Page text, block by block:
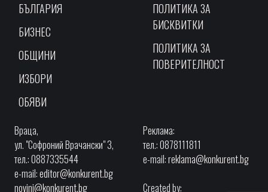
БЪЛГАРИЯ
БИЗНЕС
ОБЩИНИ
ИЗБОРИ
ОБЯВИ
ПОЛИТИКА ЗА
БИСКВИТКИ
ПОЛИТИКА ЗА
ПОВЕРИТЕЛНОСТ
Враца,
ул. "Софроний Врачански" 3,
тел.: 0887335544
e-mail:editor@konkurent.bg
novini@konkurent.bg
Реклама:
тел.: 0878111811
e-mail:reklama@konkurent.bg
Created by: